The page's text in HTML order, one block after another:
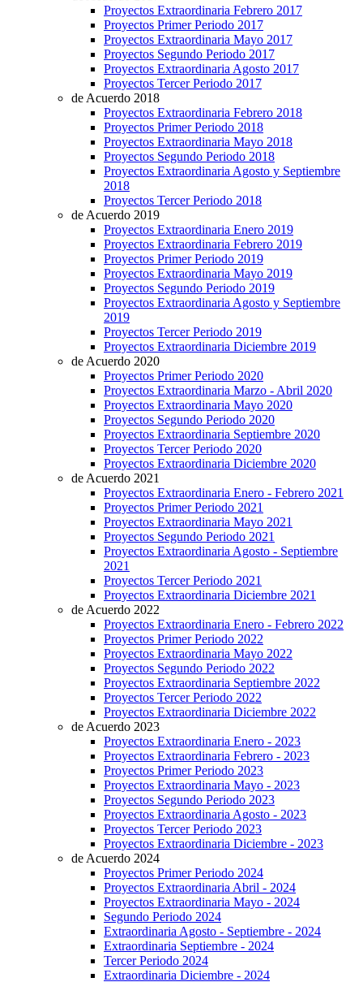
Proyectos Extraordinaria Febrero 2017
Proyectos Primer Periodo 2017
Proyectos Extraordinaria Mayo 2017
Proyectos Segundo Periodo 2017
Proyectos Extraordinaria Agosto 2017
Proyectos Tercer Periodo 2017
de Acuerdo 2018
Proyectos Extraordinaria Febrero 2018
Proyectos Primer Periodo 2018
Proyectos Extraordinaria Mayo 2018
Proyectos Segundo Periodo 2018
Proyectos Extraordinaria Agosto y Septiembre
2018
Proyectos Tercer Periodo 2018
de Acuerdo 2019
Proyectos Extraordinaria Enero 2019
Proyectos Extraordinaria Febrero 2019
Proyectos Primer Periodo 2019
Proyectos Extraordinaria Mayo 2019
Proyectos Segundo Periodo 2019
Proyectos Extraordinaria Agosto y Septiembre
2019
Proyectos Tercer Periodo 2019
Proyectos Extraordinaria Diciembre 2019
de Acuerdo 2020
Proyectos Primer Periodo 2020
Proyectos Extraordinaria Marzo - Abril 2020
Proyectos Extraordinaria Mayo 2020
Proyectos Segundo Periodo 2020
Proyectos Extraordinaria Septiembre 2020
Proyectos Tercer Periodo 2020
Proyectos Extraordinaria Diciembre 2020
de Acuerdo 2021
Proyectos Extraordinaria Enero - Febrero 2021
Proyectos Primer Periodo 2021
Proyectos Extraordinaria Mayo 2021
Proyectos Segundo Periodo 2021
Proyectos Extraordinaria Agosto - Septiembre
2021
Proyectos Tercer Periodo 2021
Proyectos Extraordinaria Diciembre 2021
de Acuerdo 2022
Proyectos Extraordinaria Enero - Febrero 2022
Proyectos Primer Periodo 2022
Proyectos Extraordinaria Mayo 2022
Proyectos Segundo Periodo 2022
Proyectos Extraordinaria Septiembre 2022
Proyectos Tercer Periodo 2022
Proyectos Extraordinaria Diciembre 2022
de Acuerdo 2023
Proyectos Extraordinaria Enero - 2023
Proyectos Extraordinaria Febrero - 2023
Proyectos Primer Periodo 2023
Proyectos Extraordinaria Mayo - 2023
Proyectos Segundo Periodo 2023
Proyectos Extraordinaria Agosto - 2023
Proyectos Tercer Periodo 2023
Proyectos Extraordinaria Diciembre - 2023
de Acuerdo 2024
Proyectos Primer Periodo 2024
Proyectos Extraordinaria Abril - 2024
Proyectos Extraordinaria Mayo - 2024
Segundo Periodo 2024
Extraordinaria Agosto - Septiembre - 2024
Extraordinaria Septiembre - 2024
Tercer Periodo 2024
Extraordinaria Diciembre - 2024